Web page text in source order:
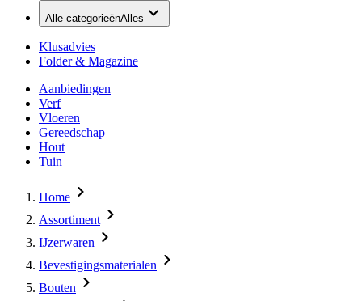
Alle categorieënAlles
Klusadvies
Folder & Magazine
Aanbiedingen
Verf
Vloeren
Gereedschap
Hout
Tuin
Home
Assortiment
IJzerwaren
Bevestigingsmaterialen
Bouten